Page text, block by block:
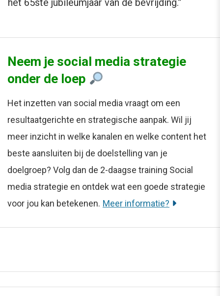
het 65ste jubileumjaar van de bevrijding.”
Neem je social media strategie
onder de loep
Het inzetten van social media vraagt om een
resultaatgerichte en strategische aanpak. Wil jij
meer inzicht in welke kanalen en welke content het
beste aansluiten bij de doelstelling van je
doelgroep? Volg dan de 2-daagse training Social
media strategie en ontdek wat een goede strategie
voor jou kan betekenen. Meer informatie?